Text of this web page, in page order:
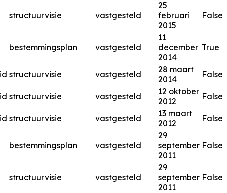
structuurvisie vastgesteld
25
februari
2015
False
bestemmingsplan vastgesteld
11
december
2014
True
structuurvisie vastgesteld
28 maart
2014
False
structuurvisie vastgesteld
12 oktober
2012
False
structuurvisie vastgesteld
13 maart
2012
False
bestemmingsplan vastgesteld
29
september
2011
False
structuurvisie vastgesteld
29
september
2011
False